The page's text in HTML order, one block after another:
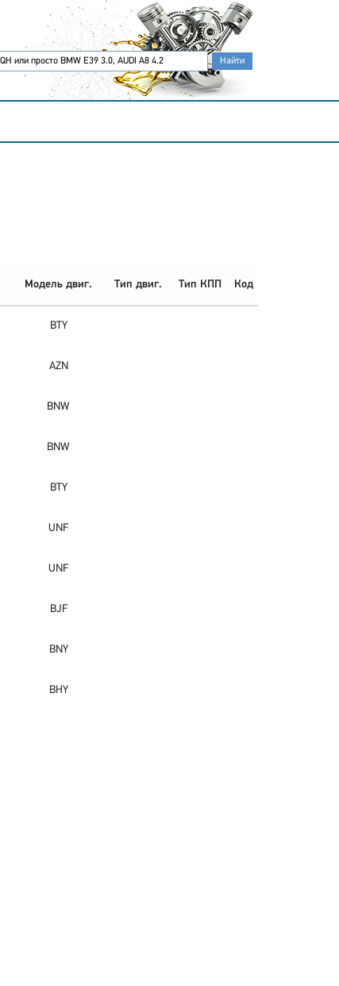
Модель двиг. Тип двиг. Тип КПП Код
BTY
AZN
BNW
BNW
BTY
UNF
UNF
BJF
BNY
BHY